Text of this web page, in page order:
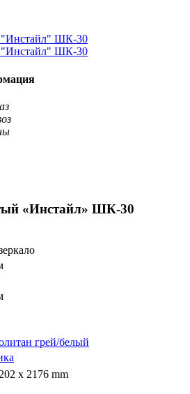
«Инстайл» ШК-30
грей/белый
x 2176 mm